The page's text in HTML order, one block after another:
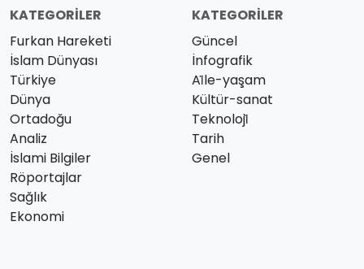
KATEGORILER
Furkan Hareketi
İslam Dünyası
Türkiye
Dünya
Ortadoğu
Analiz
İslami Bilgiler
Röportajlar
Sağlık
Ekonomi
KATEGORILER
Güncel
İnfografik
Ai̇le-yaşam
Kültür-sanat
Teknoloji̇
Tarih
Genel